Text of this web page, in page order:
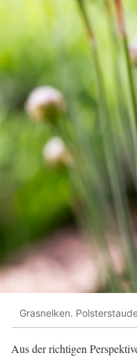
Grasnelken.
Aus der richtigen